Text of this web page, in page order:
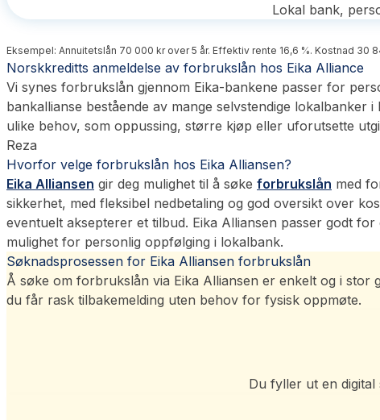
Lokal bank,
Eksempel: Annuitetslån 70 000 kr over 5 år. Effektiv rente 16,6 %. Kostnad 30
Norskkreditts anmeldelse av forbrukslån hos Eika Alliance
Vi synes forbrukslån gjennom Eika-bankene passer for
bankallianse bestående av mange selvstendige
ulike behov, som oppussing, større kjøp eller uforutsette
Reza
Hvorfor velge forbrukslån hos Eika Alliansen?
Eika Alliansen gir deg mulighet til å søke forbrukslån med
sikkerhet, med fleksibel nedbetaling og god oversikt over
eventuelt aksepterer et tilbud. Eika Alliansen passer godt
mulighet for personlig oppfølging i lokalbank.
Søknadsprosessen for Eika Alliansen forbrukslån
Å søke om forbrukslån via Eika Alliansen er enkelt og i stor
du får rask tilbakemelding uten behov for fysisk oppmøte.
Du fyller ut en digital